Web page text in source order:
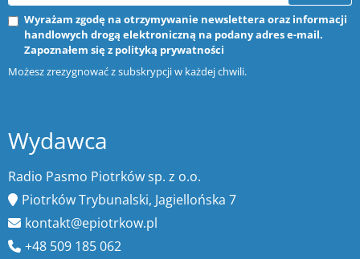
Wyrażam zgodę na otrzymywanie newslettera oraz informacji
handlowych drogą elektroniczną na podany adres e-mail.
Zapoznałem się z polityką prywatności
Możesz zrezygnować z subskrypcji w każdej chwili.
Wydawca
Radio Pasmo Piotrków sp. z o.o.
Piotrków Trybunalski, Jagiellońska 7
kontakt@epiotrkow.pl
+48 509 185 062